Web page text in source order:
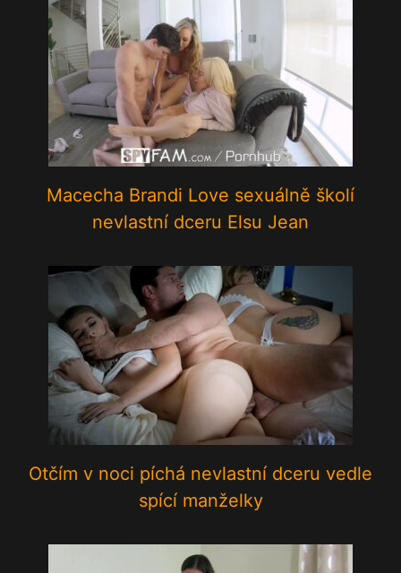
Macecha Brandi Love sexuálně školí
nevlastní dceru Elsu Jean
Otčím v noci píchá nevlastní dceru vedle
spící manželky